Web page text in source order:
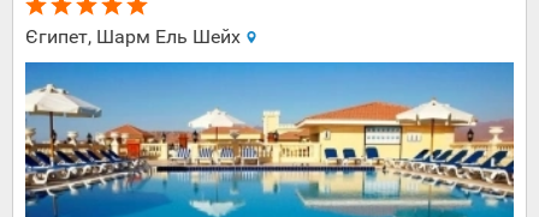
Єгипет, Шарм Ель Шейх